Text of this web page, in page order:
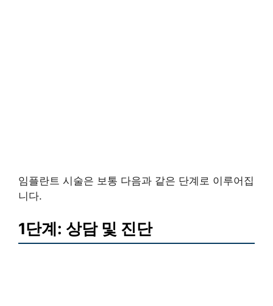
임플란트 시술은 보통 다음과 같은 단계로 이루어집
니다.
1단계: 상담 및 진단